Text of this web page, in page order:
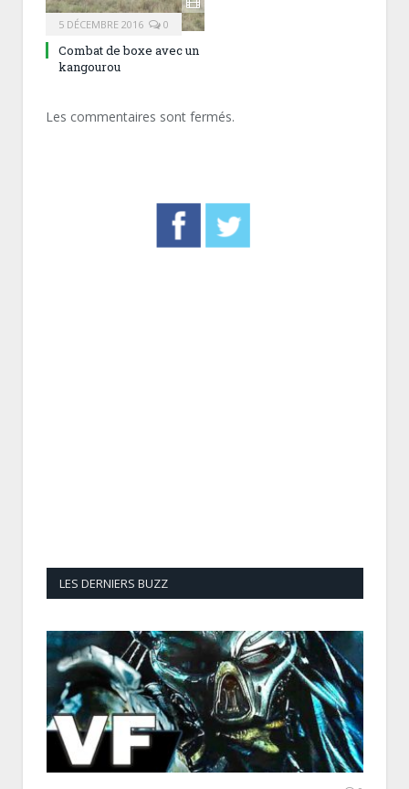
5 DÉCEMBRE 2016 0
Combat de boxe avec un
kangourou
Les commentaires sont fermés.
LES DERNIERS BUZZ